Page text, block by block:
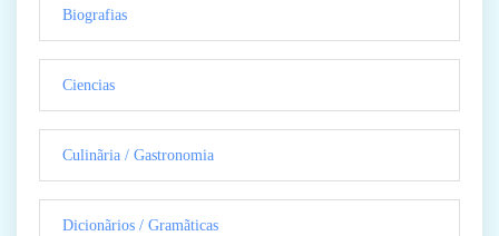
Biografias
Ciencias
Culinãria / Gastronomia
Dicionãrios / Gramãticas